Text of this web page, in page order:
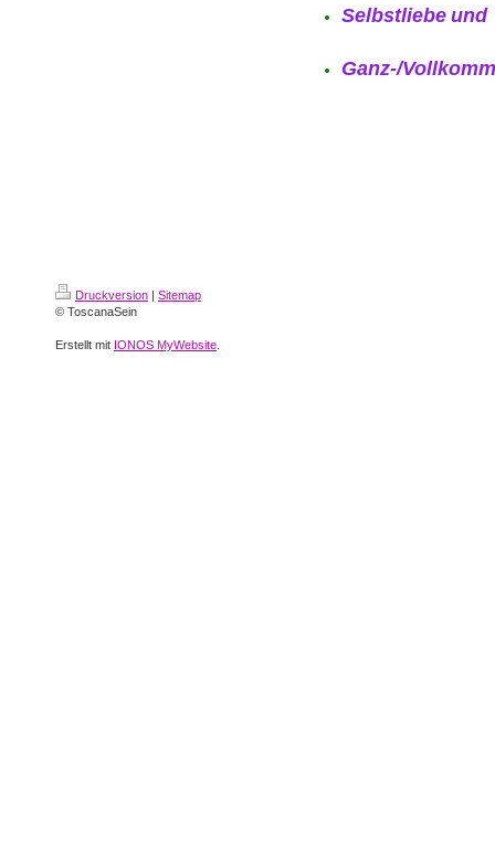
Selbstliebeund
Ganz-/
Druckversion | Sitemap
© ToscanaSein
Erstellt mit IONOS MyWebsite